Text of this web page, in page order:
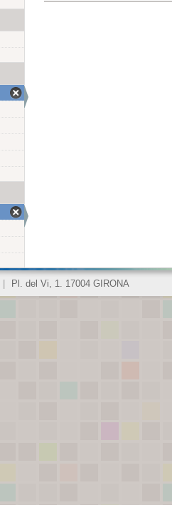
Pl. del Vi, 1. 17004 GIRONA